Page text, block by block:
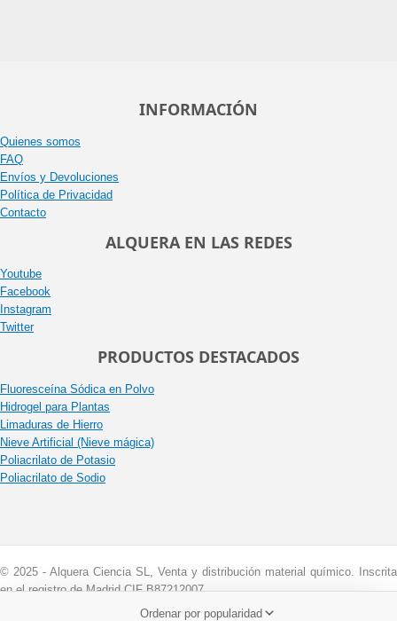
INFORMACIÓN
Quienes somos
FAQ
Envíos y Devoluciones
Política de Privacidad
Contacto
ALQUERA EN LAS REDES
Youtube
Facebook
Instagram
Twitter
PRODUCTOS DESTACADOS
Fluoresceína Sódica en Polvo
Hidrogel para Plantas
Limaduras de Hierro
Nieve Artificial (Nieve mágica)
Poliacrilato de Potasio
Poliacrilato de Sodio
© 2025 - Alquera Ciencia SL, Venta y distribución material químico. Inscrita
en el registro de Madrid CIF B87212007.